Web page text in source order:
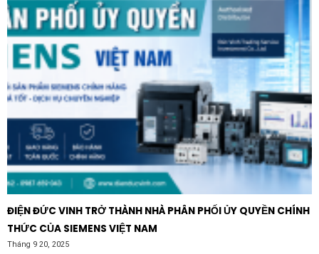
ĐIỆN ĐỨC VINH TRỞ THÀNH NHÀ PHÂN PHỐI ỦY QUYỀN CHÍNH
THỨC CỦA SIEMENS VIỆT NAM
Tháng 9 20, 2025